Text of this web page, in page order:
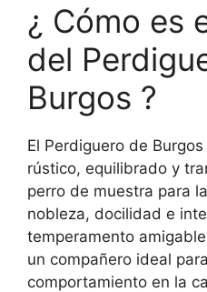
¿ Cómo es
del
Burgos ?
El Perdiguero de
rústico, equilibrado y
perro de muestra para
nobleza, docilidad e
temperamento
un compañero ideal
comportamiento en la